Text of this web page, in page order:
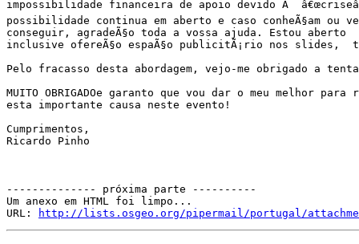
impossibilidade financeira de apoio devido Ã
possibilidade continua em aberto e caso conheÃ§am ou
conseguir, agradeÃ§o toda a vossa ajuda. Estou
inclusive ofereÃ§o espaÃ§o publicitÃ¡rio nos
Pelo fracasso desta abordagem, vejo-me obrigado a
MUITO OBRIGADOe garanto que vou dar o meu melhor
esta importante causa neste evento!
Cumprimentos,
Ricardo Pinho
-------------- próxima parte ----------
Um anexo em HTML foi limpo...
URL:
http://lists.osgeo.org/pipermail/portugal/